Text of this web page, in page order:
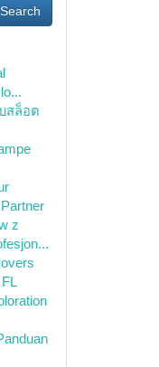
Search
สล็อต
z